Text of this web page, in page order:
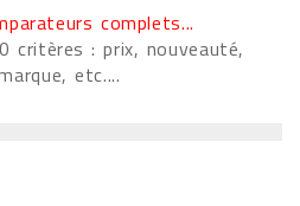
complets...
critères : prix, nouveauté,
etc....